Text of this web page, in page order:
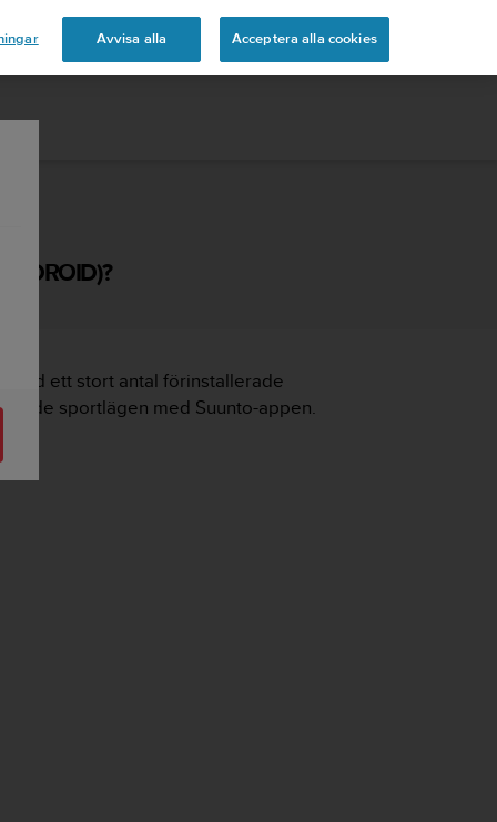
med ett stort antal förinstallerade
sportlägen med Suunto-appen.
Avvisa alla Acceptera alla cookies